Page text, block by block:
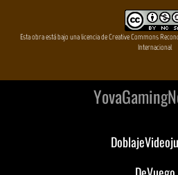
Esta obra está bajo una licencia de Creative Commons
Internacional